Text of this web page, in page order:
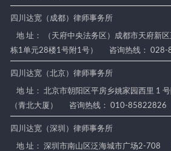
四川达宽（成都）律师事务所
地 址： （天府中央法务区）成都市天府新
栋1单元28楼1号附1号）
咨询热线：
四川达宽（北京）律师事务所
地 址： 北京市朝阳区平房乡姚家园西里 1
（青北大厦）
咨询热线： 010-85822826
四川达宽（深圳）律师事务所
地 址： 深圳市南山区泛海城市广场2-708